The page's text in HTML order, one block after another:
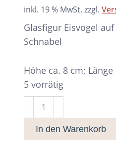
inkl. 19 % MwSt. zzgl.
Glasfigur Eisvogel
Schnabel
Höhe ca. 8 cm; Länge
5 vorrätig
Glasfigur
Eisvogel
aufIn den Warenkorb